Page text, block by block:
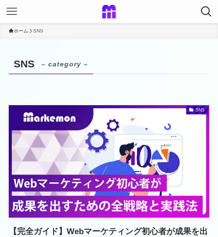
ホーム SNS
SNS – category –
SNS
【完全ガイド】Webマーケティング初心者が成果を出